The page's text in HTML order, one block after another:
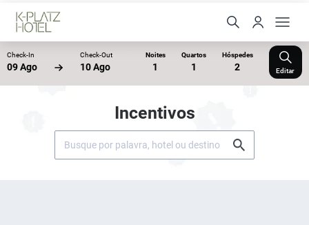
Check-In
09 Ago
Check-Out
10 Ago
Noites
1
Quartos
1
Hóspedes
2 Editar
Incentivos